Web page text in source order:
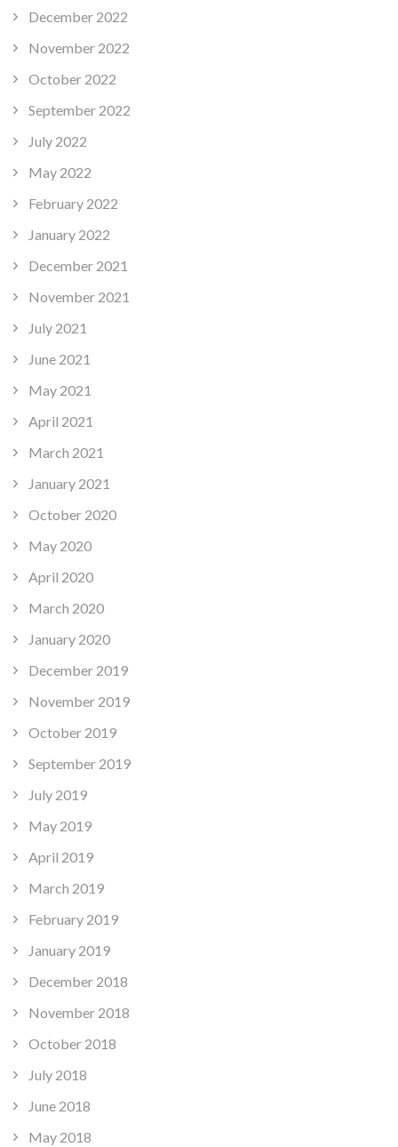
December 2022
November 2022
October 2022
September 2022
July 2022
May 2022
February 2022
January 2022
December 2021
November 2021
July 2021
June 2021
May 2021
April 2021
March 2021
January 2021
October 2020
May 2020
April 2020
March 2020
January 2020
December 2019
November 2019
October 2019
September 2019
July 2019
May 2019
April 2019
March 2019
February 2019
January 2019
December 2018
November 2018
October 2018
July 2018
June 2018
May 2018